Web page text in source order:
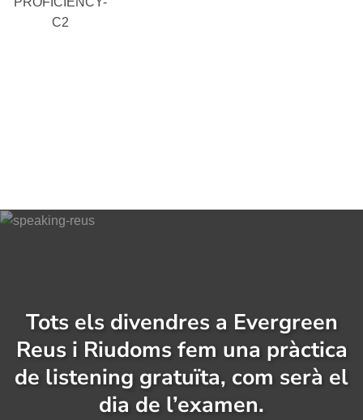
C2
Tots els divendres a Evergreen
Reus i Riudoms fem una pràctica
de listening gratuïta, com serà el
dia de l’examen.